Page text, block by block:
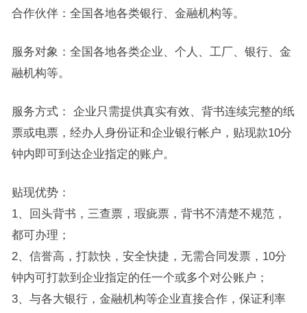
合作伙伴：全国各地各类银行、金融机构等。
服务对象：全国各地各类企业、个人、工厂、银行、金
融机构等。
服务方式： 企业只需提供真实有效、背书连续完整的纸
票或电票，经办人身份证和企业银行帐户，贴现款10分
钟内即可到达企业指定的账户。
贴现优势：
1、回头背书，三查票，瑕疵票，背书不清楚不规范，
都可办理；
2、信誉高，打款快，安全快捷，无需合同发票，10分
钟内可打款到企业指定的任一个或多个对公账户；
3、与各大银行，金融机构等企业直接合作，保证利率